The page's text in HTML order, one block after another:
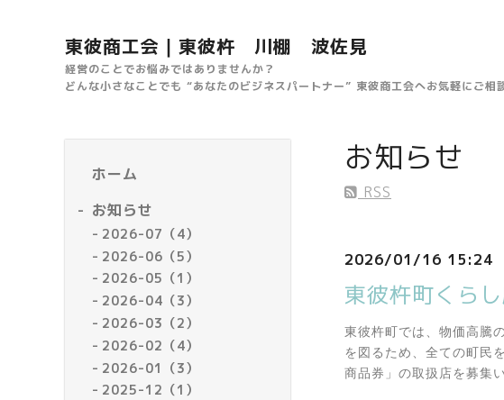
東彼商工会｜東彼杵 川棚 波佐見
経営のことでお悩みではありませんか？
どんな小さなことでも “あなたのビジネスパートナー” 東彼商工会へお気軽にご相
ホーム
お知らせ
2026-07（4）
2026-06（5）
2026-05（1）
2026-04（3）
2026-03（2）
2026-02（4）
2026-01（3）
2025-12（1）
お知らせ
RSS
2026/01/16 15:24
東彼杵町くら
東彼杵町では、物価高騰
を図るため、全ての町民
商品券」の取扱店を募集